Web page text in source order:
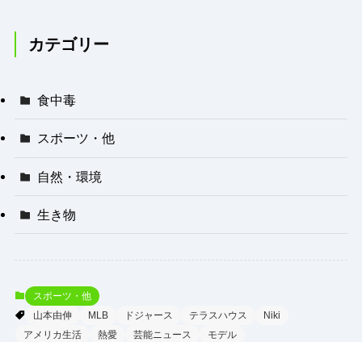
カテゴリー
食中毒
スポーツ・他
自然・環境
生き物
スポーツ・他
山本由伸
MLB ドジャース テラスハウス
Niki
アメリカ生活
熱愛 芸能ニュース モデル